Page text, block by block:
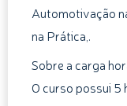
Automotivação
na Prática,.
Sobre a carga
O curso possui 5